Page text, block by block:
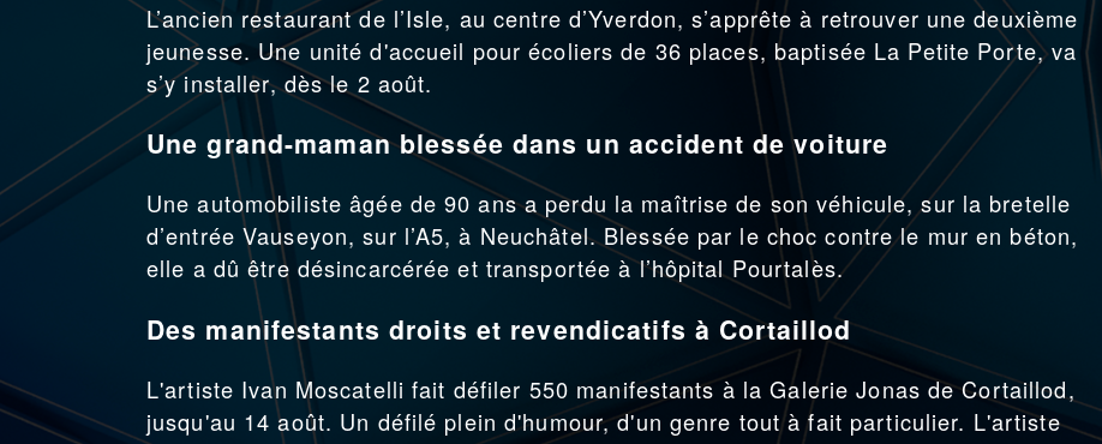
L’ancien restaurant de l’Isle, au centre d’Yverdon, s’apprête à retrouver une deuxième
jeunesse. Une unité d'accueil pour écoliers de 36 places, baptisée La Petite Porte, va
s’y installer, dès le 2 août.
Une grand-maman blessée dans un accident de voiture
Une automobiliste âgée de 90 ans a perdu la maîtrise de son véhicule, sur la bretelle
d’entrée Vauseyon, sur l’A5, à Neuchâtel. Blessée par le choc contre le mur en béton,
elle a dû être désincarcérée et transportée à l’hôpital Pourtalès.
Des manifestants droits et revendicatifs à Cortaillod
L'artiste Ivan Moscatelli fait défiler 550 manifestants à la Galerie Jonas de Cortaillod,
jusqu'au 14 août. Un défilé plein d'humour, d'un genre tout à fait particulier. L'artiste